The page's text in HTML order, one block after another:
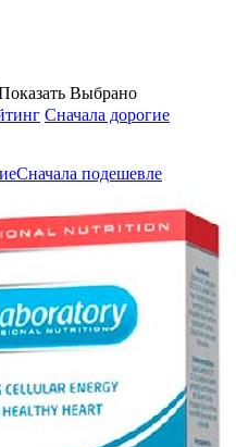
Выбрано
Сначала дорогие
Сначала подешевле